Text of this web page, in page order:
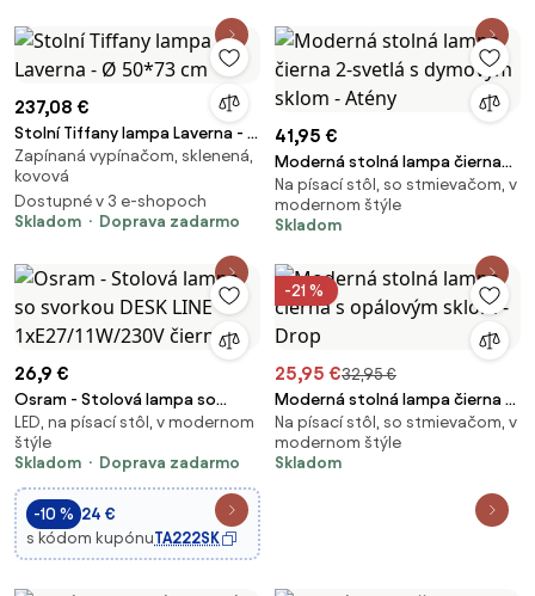
237,08 €
Stolní Tiffany lampa Laverna - Ø
50*73 cm
Zapínaná vypínačom, sklenená,
kovová
Dostupné v 3 e-shopoch
Skladom
Doprava zadarmo
41,95 €
Moderná stolná lampa čierna
2-svetlá s dymovým sklom -
Atény
Na písací stôl, so stmievačom, v
modernom štýle
Skladom
26,9 €
Osram - Stolová lampa so
svorkou DESK LINE
1xE27/11W/230V čierna
LED, na písací stôl, v modernom
štýle
Skladom
Doprava zadarmo
-10 % 24 €
s kódom kupónuTA222SK
-21 %
25,95 €32,95 €
Moderná stolná lampa čierna s
opálovým sklom - Drop
Na písací stôl, so stmievačom, v
modernom štýle
Skladom